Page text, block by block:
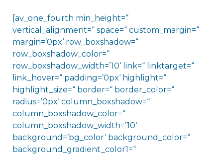
[av_one_fourth min_height=“
vertical_alignment=“ space=“ custom_margin=“
margin=’0px‘ row_boxshadow=“
row_boxshadow_color=“
row_boxshadow_width=’10‘ link=“ linktarget=“
link_hover=“ padding=’0px‘ highlight=“
highlight_size=“ border=“ border_color=“
radius=’0px‘ column_boxshadow=“
column_boxshadow_color=“
column_boxshadow_width=’10‘
background=’bg_color‘ background_color=“
background_gradient_color1=“